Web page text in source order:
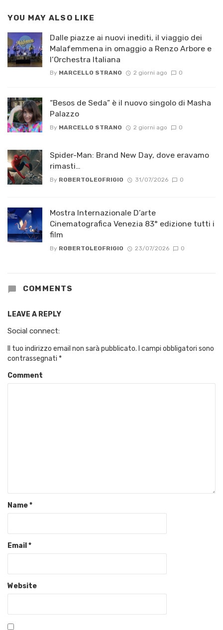
YOU MAY ALSO LIKE
Dalle piazze ai nuovi inediti, il viaggio dei
Malafemmena in omaggio a Renzo Arbore e
l’Orchestra Italiana ​
By MARCELLO STRANO 2 giorni ago 0
“Besos de Seda” è il nuovo singolo di Masha
Palazzo
By MARCELLO STRANO 2 giorni ago 0
Spider-Man: Brand New Day, dove eravamo
rimasti…
By ROBERTOLEOFRIGIO 31/07/2026 0
Mostra Internazionale D’arte
Cinematografica Venezia 83° edizione tutti i
film
By ROBERTOLEOFRIGIO 23/07/2026 0
COMMENTS
LEAVE A REPLY
Social connect:
Il tuo indirizzo email non sarà pubblicato. I campi obbligatori sono
contrassegnati *
Comment
Name*
Email*
Website